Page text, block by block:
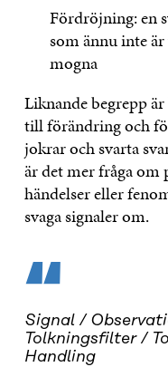
Fördröjning: en
som ännu inte
mogna
Liknande begrepp
till förändring och
jokrar och svarta
är det mer fråga om
händelser eller
svaga signaler om.
“
Signal /
Tolkningsfilter /
Handling